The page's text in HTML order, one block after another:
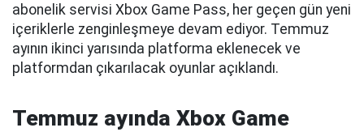
abonelik servisi Xbox Game Pass, her geçen gün yeni
içeriklerle zenginleşmeye devam ediyor. Temmuz
ayının ikinci yarısında platforma eklenecek ve
platformdan çıkarılacak oyunlar açıklandı.
Temmuz ayında Xbox Game